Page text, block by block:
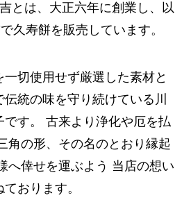
とは、大正六年に創業し、以
久寿餅を販売しています。
切使用せず厳選した素材と
統の味を守り続けている川
す。 古来より浄化や厄を払
角の形、その名のとおり縁起
へ倖せを運ぶよう 当店の想い
おります。